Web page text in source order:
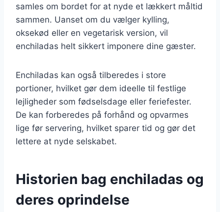
samles om bordet for at nyde et lækkert måltid
sammen. Uanset om du vælger kylling,
oksekød eller en vegetarisk version, vil
enchiladas helt sikkert imponere dine gæster.
Enchiladas kan også tilberedes i store
portioner, hvilket gør dem ideelle til festlige
lejligheder som fødselsdage eller feriefester.
De kan forberedes på forhånd og opvarmes
lige før servering, hvilket sparer tid og gør det
lettere at nyde selskabet.
Historien bag enchiladas og
deres oprindelse